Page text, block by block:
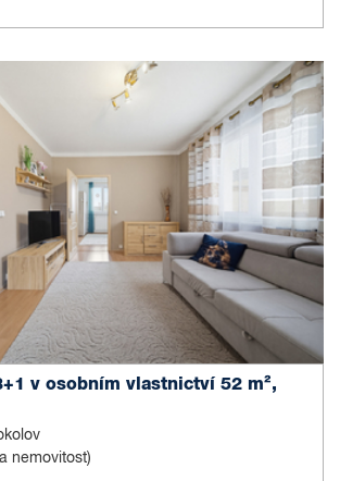
v osobním vlastnictví 52 m²,
nemovitost)